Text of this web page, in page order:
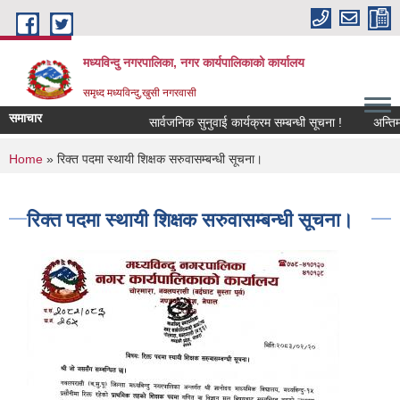
Skip to main content
मध्यविन्दु नगरपालिका, नगर कार्यपालिकाको कार्यालय
समृध्द मध्यविन्दु,खुसी नगरवासी
समाचार सार्वजनिक सुनुवाई कार्यक्रम सम्बन्धी सूचना ! अन्तिम
You are here
Home » रिक्त पदमा स्थायी शिक्षक सरुवासम्बन्धी सूचना।
रिक्त पदमा स्थायी शिक्षक सरुवासम्बन्धी सूचना।